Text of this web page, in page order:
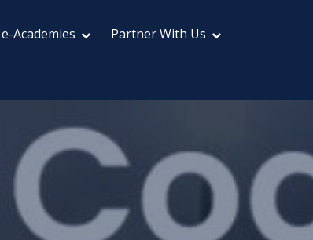
e-Academies
Partner With Us